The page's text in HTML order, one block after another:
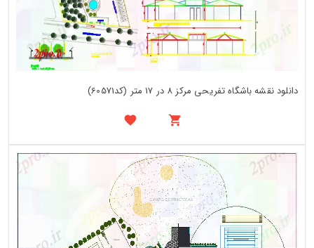
دانلود نقشه باشگاه تفریحی مرکز 8 در 17 متر (کد60571)